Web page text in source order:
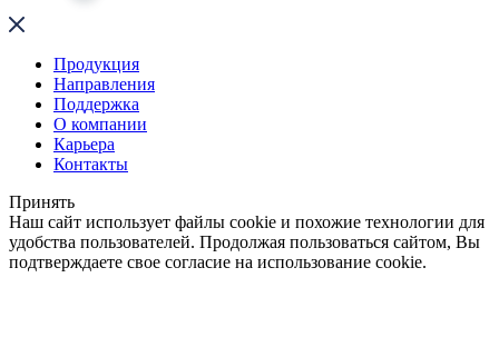
Продукция
Направления
Поддержка
О компании
Карьера
Контакты
Принять
Наш сайт использует файлы cookie и похожие технологии для
удобства пользователей. Продолжая пользоваться сайтом, Вы
подтверждаете свое согласие на использование cookie.